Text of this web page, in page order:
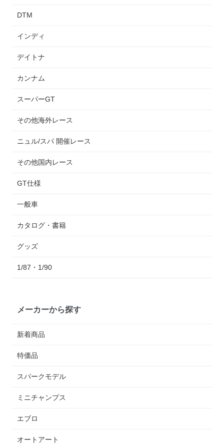
DTM
インディ
デイトナ
カンナム
スーパーGT
その他海外レース
ニュル/スパ 開催レース
その他国内レース
GT仕様
一般車
カタログ・書籍
グッズ
1/87・1/90
メーカーから探す
新着商品
特価品
スパークモデル
ミニチャンプス
エブロ
オートアート